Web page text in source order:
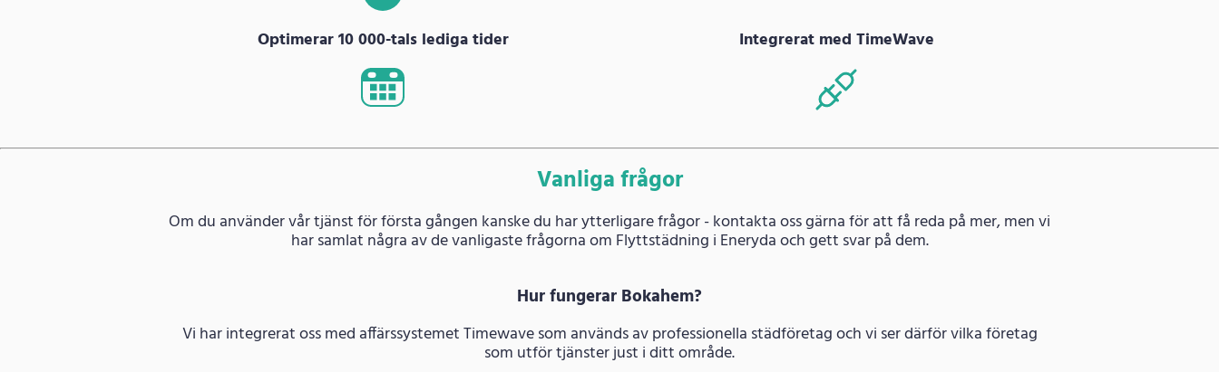
Optimerar 10 000-tals lediga tider Integrerat med TimeWave
Vanliga frågor
Om du använder vår tjänst för första gången kanske du har ytterligare frågor - kontakta oss gärna för att få reda på mer, men vi
har samlat några av de vanligaste frågorna om Flyttstädning i Eneryda och gett svar på dem.
Hur fungerar Bokahem?
Vi har integrerat oss med affärssystemet Timewave som används av professionella städföretag och vi ser därför vilka företag
som utför tjänster just i ditt område.